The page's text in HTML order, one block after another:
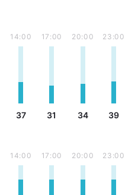
14:00
37
17:00
31
20:00
34
23:00
39
14:00 17:00 20:00 23:00